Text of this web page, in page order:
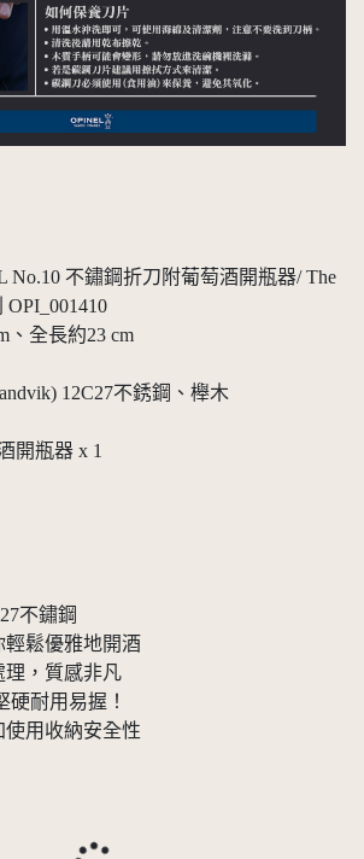
No.10 不鏽鋼折刀附葡萄酒開瓶器/ The
OPI_001410
、全長約23 cm
12C27不銹鋼、櫸木
開瓶器 x 1
不鏽鋼
鬆優雅地開酒
，質感非凡
耐用易握！
用收納安全性